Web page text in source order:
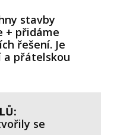
stavby
+ přidáme
řešení. Je
a přátelskou
se